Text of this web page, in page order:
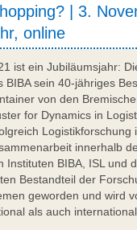
| 3.
online
ist ein Jubiläumsjahr:
BIBA sein 40-jähriges
von den
for Dynamics in
Logistikforschung
innerhalb
Instituten BIBA, ISL und
Bestandteil der
geworden und wird
als auch